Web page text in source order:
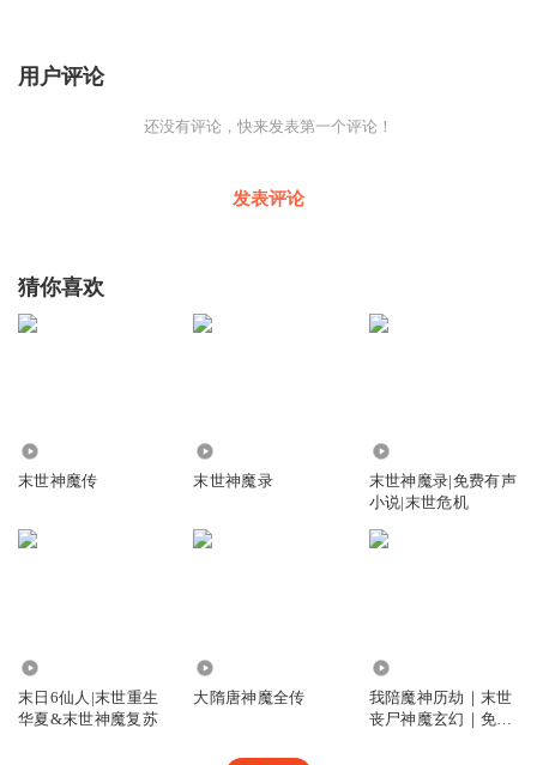
用户评论
还没有评论，快来发表第一个评论！
发表评论
猜你喜欢
末世神魔传 末世神魔录
末世神魔录|免费有声
小说|末世危机
末日6仙人|末世重生
华夏&末世神魔复苏
大隋唐神魔全传
我陪魔神历劫｜末世
丧尸神魔玄幻｜免费